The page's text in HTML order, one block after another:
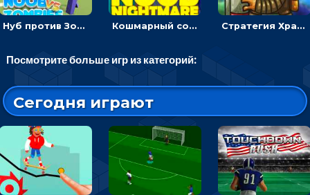
Нуб против Зомби: направлять линию на врага и бить молотом Кошмарный сон Нуба: балансируй, чтобы выжить Стратегия Хранители рощи: расставлять монстров, чтобы охранять камни от врагов
Посмотрите больше игр из категорий:
Сегодня играют